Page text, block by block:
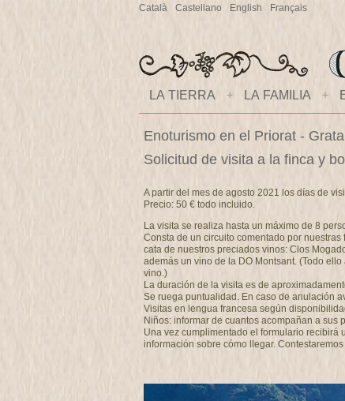
Català Castellano English Français
LA TIERRA + LA FAMILIA +
Enoturismo en el Priorat -
Solicitud de visita a la finca y
A partir del mes de agosto 2021 los días de
Precio: 50 € todo incluido.
La visita se realiza hasta un máximo de 8
Consta de un circuito comentado por
cata de nuestros preciados vinos: Clos
además un vino de la DO Montsant. (Todo
vino.)
La duración de la visita es de
Se ruega puntualidad. En caso de anulación
Visitas en lengua francesa según
Niños: informar de cuantos acompañan a sus
Una vez cumplimentado el formulario recibirá
información sobre cómo llegar.